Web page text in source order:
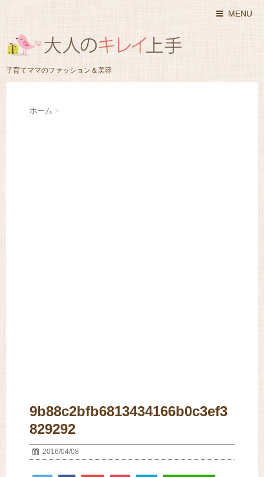
MENU
子育てママのファッション＆美容
ホーム >
9b88c2bfb6813434166b0c3ef3
829292
2016/04/08